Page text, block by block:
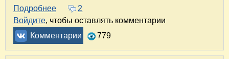
Подробнее о Путешествие по удивительному
2
Войдите, чтобы оставлять комментарии
Комментарии
779